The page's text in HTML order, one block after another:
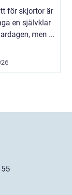
i
för skjortor är
en självklar
men ...